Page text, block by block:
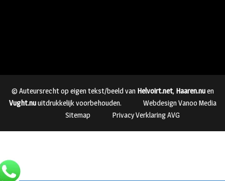
© Auteursrecht op eigen tekst/beeld van Helvoirt.net, Haaren.nuen
Vught.nuuitdrukkelijk voorbehouden.
Webdesign Vanoo Media
Sitemap
Privacy Verklaring AVG